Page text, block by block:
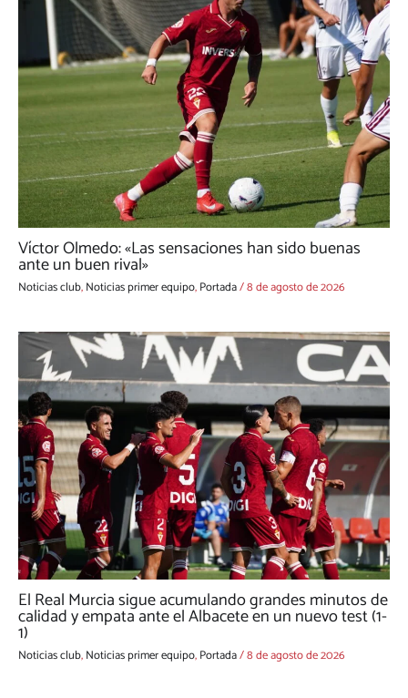
Víctor Olmedo: «Las sensaciones han sido buenas
ante un buen rival»
Noticias club,Noticias primer equipo,Portada/8 de agosto de 2026
El Real Murcia sigue acumulando grandes minutos de
calidad y empata ante el Albacete en un nuevo test (1-
1)
Noticias club,Noticias primer equipo,Portada/8 de agosto de 2026